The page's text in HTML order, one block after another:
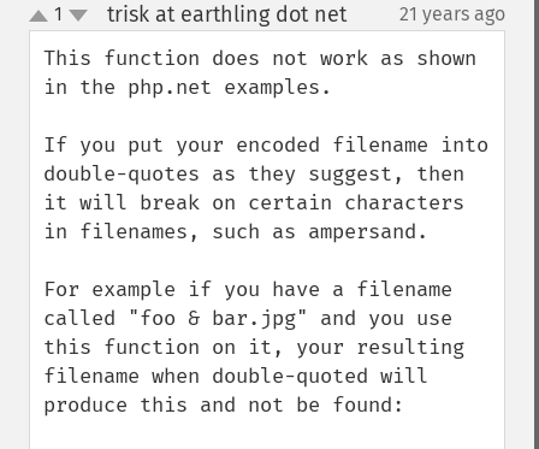
up
down
1 trisk at earthling dot net¶ 21 years ago
This function does not work as shown
in the php.net examples.
If you put your encoded filename into
double-quotes as they suggest, then
it will break on certain characters
in filenames, such as ampersand.
For example if you have a filename
called "foo & bar.jpg" and you use
this function on it, your resulting
filename when double-quoted will
produce this and not be found: